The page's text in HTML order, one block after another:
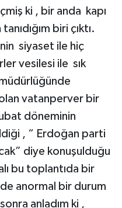
ki , bir anda kapı
biri çıktı.
siyaset ile hiç
vesilesi ile sık
müdürlüğünde
vatanperver bir
döneminin
, “ Erdoğan parti
diye konuşulduğu
bu toplantıda bir
anormal bir durum
anladım ki ,